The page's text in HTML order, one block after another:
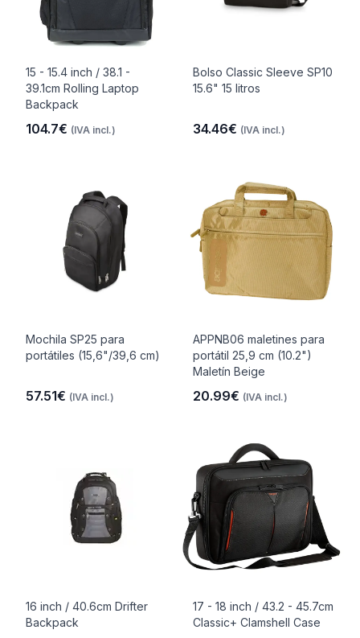
15 - 15.4 inch / 38.1 -
39.1cm Rolling Laptop
Backpack
104.7€ (IVA incl.)
Bolso Classic Sleeve SP10
15.6" 15 litros
34.46€ (IVA incl.)
Mochila SP25 para
portátiles (15,6"/39,6 cm)
57.51€ (IVA incl.)
APPNB06 maletines para
portátil 25,9 cm (10.2")
Maletín Beige
20.99€ (IVA incl.)
16 inch / 40.6cm Drifter
Backpack
17 - 18 inch / 43.2 - 45.7cm
Classic+ Clamshell Case